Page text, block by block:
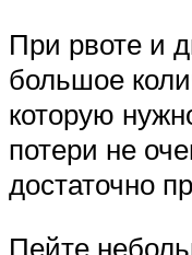
При рвоте и
большое
которую
потери не
достаточно
Пейте